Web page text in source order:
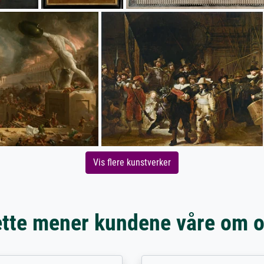
Vis flere kunstverker
mener kundene våre om